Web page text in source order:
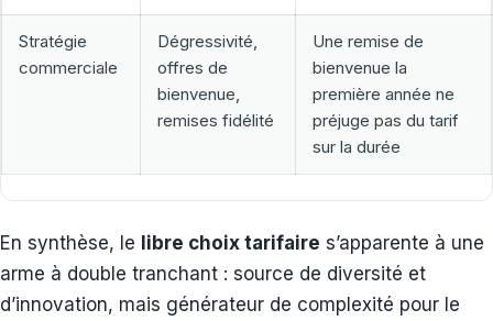
Stratégie
commerciale
Dégressivité,
offres de
bienvenue,
remises fidélité
Une remise de
bienvenue la
première année ne
préjuge pas du tarif
sur la durée
En synthèse, le libre choix tarifaire s’apparente à une
arme à double tranchant : source de diversité et
d’innovation, mais générateur de complexité pour le